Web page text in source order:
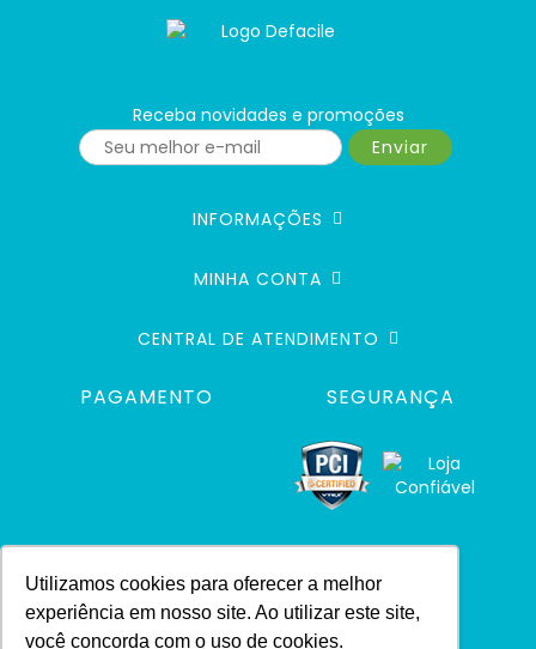
Utilizamos cookies para oferecer a melhor
experiência em nosso site. Ao utilizar este site,
você concorda com o uso de cookies.
Receba novidades e promoções
Enviar
INFORMAÇÕES
MINHA CONTA
CENTRAL DE ATENDIMENTO
PAGAMENTO SEGURANÇA